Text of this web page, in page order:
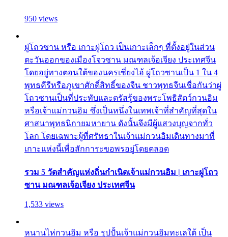
950 views
ผู่โถวซาน หรือ เกาะผู่โถว เป็นเกาะเล็กๆ ที่ตั้งอยู่ในส่วน
ตะวันออกของเมืองโจวซาน มณฑลเจ้อเจียง ประเทศจีน
โดยอยู่ทางตอนใต้ของนครเซี่ยงไฮ้ ผู่โถวซานเป็น 1 ใน 4
พุทธคีรีหรือภูเขาศักดิ์สิทธิ์ของจีน ชาวพุทธจีนเชื่อกันว่าผู่
โถวซานเป็นที่ประทับและตรัสรู้ของพระโพธิสัตว์กวนอิม
หรือเจ้าแม่กวนอิม ซึ่งเป็นหนึ่งในเทพเจ้าที่สำคัญที่สุดใน
ศาสนาพุทธนิกายมหายาน ดังนั้นจึงมีผู้แสวงบุญจากทั่ว
โลก โดยเฉพาะผู้ที่ศรัทธาในเจ้าแม่กวนอิมเดินทางมาที่
เกาะแห่งนี้เพื่อสักการะขอพรอยู่โดยตลอด
รวม 5 วัดสำคัญแห่งถิ่นกำเนิดเจ้าแม่กวนอิม | เกาะผู่โถว
ซาน มณฑลเจ้อเจียง ประเทศจีน
1,533 views
หนานไห่กวนอิม หรือ รูปปั้นเจ้าแม่กวนอิมทะเลใต้ เป็น